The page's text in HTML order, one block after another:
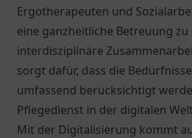
Ergotherapeuten und
eine ganzheitliche Betreuung
interdisziplinäre
sorgt dafür, dass die
umfassend berücksichtigt
Pflegedienst in der digitalen Welt
Mit der Digitalisierung kommt